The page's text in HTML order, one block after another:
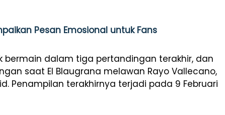
Pesan Emosional untuk Fans
bermain dalam tiga pertandingan terakhir, dan
saat El Blaugrana melawan Rayo Vallecano,
Penampilan terakhirnya terjadi pada 9 Februari